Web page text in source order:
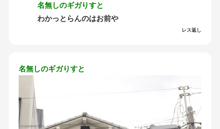
名無しのギガりすと
わかっとらんのはお前や
レス返し
名無しのギガりすと